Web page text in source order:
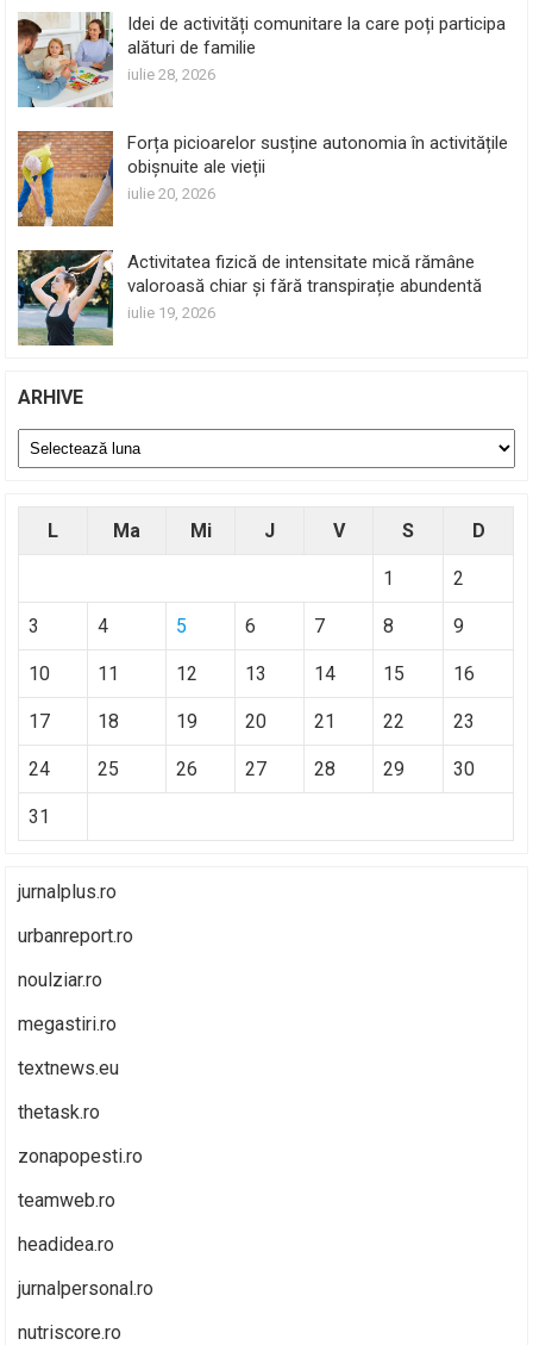
Idei de activități comunitare la care poți participa
alături de familie
iulie 28, 2026
Forța picioarelor susține autonomia în activitățile
obișnuite ale vieții
iulie 20, 2026
Activitatea fizică de intensitate mică rămâne
valoroasă chiar și fără transpirație abundentă
iulie 19, 2026
ARHIVE
Arhive
L Ma Mi J V S D
1 2
3 4 5 6 7 8 9
10 11 12 13 14 15 16
17 18 19 20 21 22 23
24 25 26 27 28 29 30
31
jurnalplus.ro
urbanreport.ro
noulziar.ro
megastiri.ro
textnews.eu
thetask.ro
zonapopesti.ro
teamweb.ro
headidea.ro
jurnalpersonal.ro
nutriscore.ro